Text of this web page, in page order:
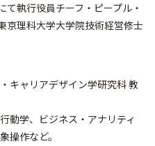
執行役員チーフ・ピープル・
京理科大学大学院技術経営修士
キャリアデザイン学研究科 教
動学、ビジネス・アナリティ
操作など。